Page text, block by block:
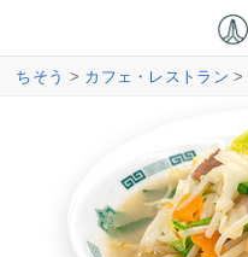
ちそう > カフェ・レストラン >